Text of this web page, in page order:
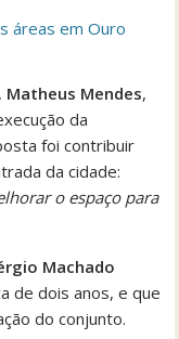
áreas em Ouro
Matheus Mendes,
da
foi contribuir
da cidade:
o espaço para
Machado
de dois anos, e que
do conjunto.